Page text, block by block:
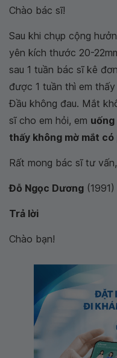
Chào bác sĩ!
Sau khi chụp cộng
yên kích thước 20-
sau 1 tuần bác sĩ kê
được 1 tuần thì em
Đầu không đau. Mắt
sĩ cho em hỏi, em
thấy không mờ mắt
Rất mong bác sĩ tư
Đỗ Ngọc Dương (1991)
Trả lời
Chào bạn!